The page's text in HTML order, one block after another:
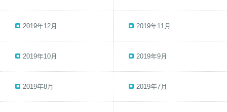
2019年12月 2019年11月
2019年10月 2019年9月
2019年8月 2019年7月